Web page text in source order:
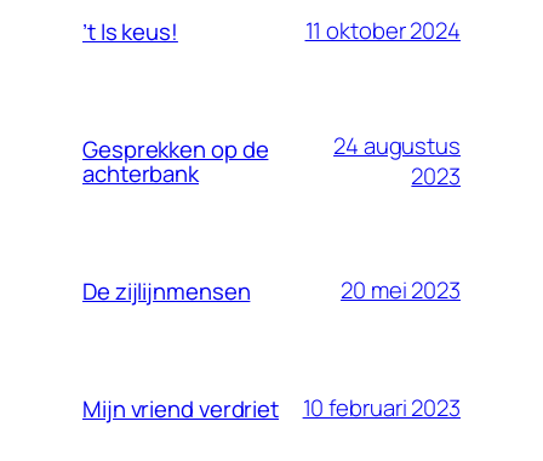
’t Is keus! 11 oktober 2024
Gesprekken op de
achterbank
24 augustus
2023
De zijlijnmensen 20 mei 2023
Mijn vriend verdriet 10 februari 2023